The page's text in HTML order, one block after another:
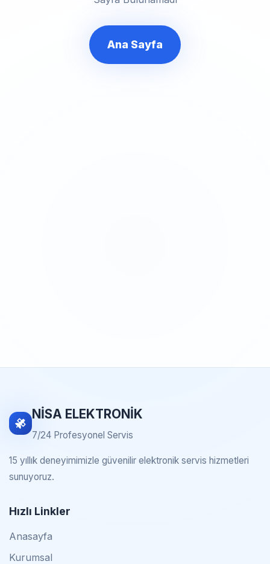
Ana Sayfa
NİSA ELEKTRONİK
7/24 Profesyonel Servis
15 yıllık deneyimimizle güvenilir elektronik servis hizmetleri
sunuyoruz.
Hızlı Linkler
Anasayfa
Kurumsal